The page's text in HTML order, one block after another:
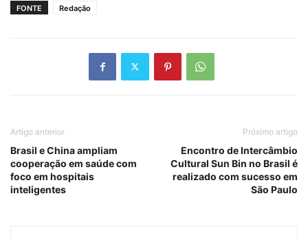
FONTE Redação
Artigo anterior
Brasil e China ampliam
cooperação em saúde com
foco em hospitais
inteligentes
Próximo artigo
Encontro de Intercâmbio
Cultural Sun Bin no Brasil é
realizado com sucesso em
São Paulo